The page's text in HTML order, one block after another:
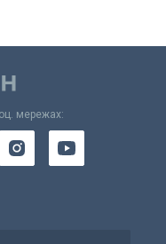
мережах: